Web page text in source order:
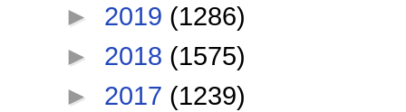
► 2019 (1286)
► 2018 (1575)
► 2017 (1239)